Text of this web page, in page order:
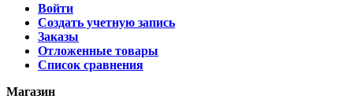
Войти
Создать учетную запись
Заказы
Отложенные товары
Список сравнения
Магазин